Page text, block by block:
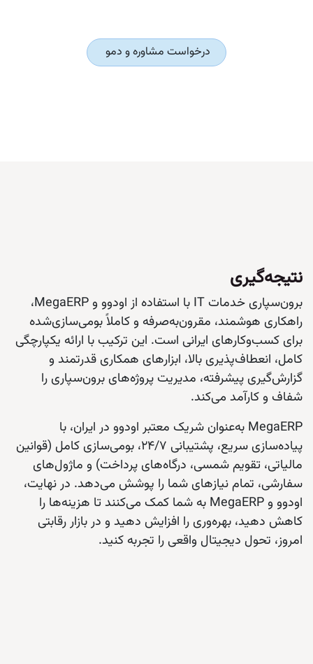
درخواست مشاوره و دمو
نتیجه‌گیری
برون‌سپاری خدمات IT با استفاده از اودوو و MegaERP،
راهکاری هوشمند، مقرون‌به‌صرفه و کاملاً بومی‌سازی‌شده
برای کسب‌وکارهای ایرانی است. این ترکیب با ارائه یکپارچگی
کامل، انعطاف‌پذیری بالا، ابزارهای همکاری قدرتمند و
گزارش‌گیری پیشرفته، مدیریت پروژه‌های برون‌سپاری را
شفاف و کارآمد می‌کند.
MegaERP به‌عنوان شریک معتبر اودوو در ایران، با
پیاده‌سازی سریع، پشتیبانی ۲۴/۷، بومی‌سازی کامل (قوانین
مالیاتی، تقویم شمسی، درگاه‌های پرداخت) و ماژول‌های
سفارشی، تمام نیازهای شما را پوشش می‌دهد. در نهایت،
اودوو و MegaERP به شما کمک می‌کنند تا هزینه‌ها را
کاهش دهید، بهره‌وری را افزایش دهید و در بازار رقابتی
امروز، تحول دیجیتال واقعی را تجربه کنید.